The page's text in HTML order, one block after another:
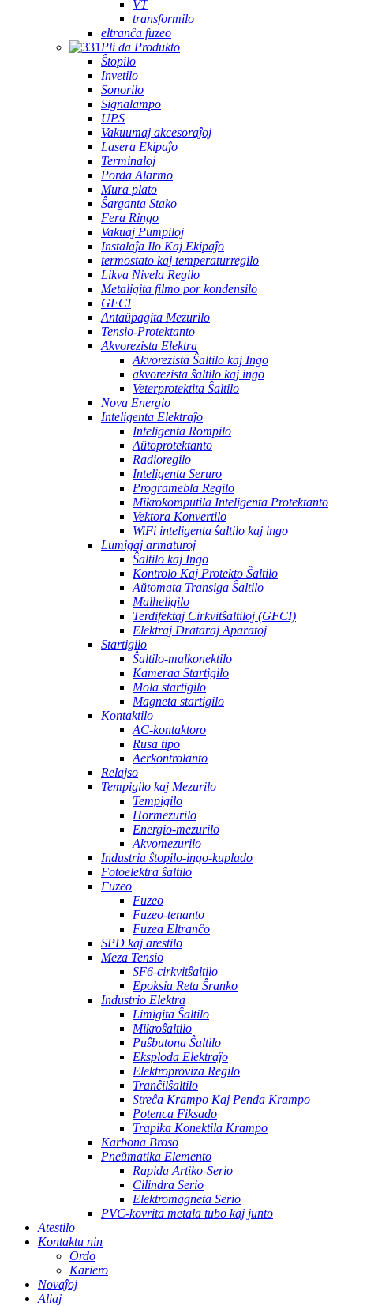
VT
transformilo
eltranĉa fuzeo
Pli da Produkto
Ŝtopilo
Invetilo
Sonorilo
Signalampo
UPS
Vakuumaj akcesoraĵoj
Lasera Ekipaĵo
Terminaloj
Porda Alarmo
Mura plato
Ŝarganta Stako
Fera Ringo
Vakuaj Pumpiloj
Instalaĵa Ilo Kaj Ekipaĵo
termostato kaj temperaturregilo
Likva Nivela Regilo
Metaligita filmo por kondensilo
GFCI
Antaŭpagita Mezurilo
Tensio-Protektanto
Akvorezista Elektra
Akvorezista Ŝaltilo kaj Ingo
akvorezista ŝaltilo kaj ingo
Veterprotektita Ŝaltilo
Nova Energio
Inteligenta Elektraĵo
Inteligenta Rompilo
Aŭtoprotektanto
Radioregilo
Inteligenta Seruro
Programebla Regilo
Mikrokomputila Inteligenta Protektanto
Vektora Konvertilo
WiFi inteligenta ŝaltilo kaj ingo
Lumigaj armaturoj
Ŝaltilo kaj Ingo
Kontrolo Kaj Protekto Ŝaltilo
Aŭtomata Transiga Ŝaltilo
Malheligilo
Terdifektaj Cirkvitŝaltiloj (GFCI)
Elektraj Drataraj Aparatoj
Startigilo
Ŝaltilo-malkonektilo
Kameraa Startigilo
Mola startigilo
Magneta startigilo
Kontaktilo
AC-kontaktoro
Rusa tipo
Aerkontrolanto
Relajso
Tempigilo kaj Mezurilo
Tempigilo
Hormezurilo
Energio-mezurilo
Akvomezurilo
Industria ŝtopilo-ingo-kuplado
Fotoelektra ŝaltilo
Fuzeo
Fuzeo
Fuzeo-tenanto
Fuzea Eltranĉo
SPD kaj arestilo
Meza Tensio
SF6-cirkvitŝaltilo
Epoksia Reta Ŝranko
Industrio Elektra
Limigita Ŝaltilo
Mikroŝaltilo
Puŝbutona Ŝaltilo
Eksploda Elektraĵo
Elektroproviza Regilo
Tranĉilŝaltilo
Streĉa Krampo Kaj Penda Krampo
Potenca Fiksado
Trapika Konektila Krampo
Karbona Broso
Pneŭmatika Elemento
Rapida Artiko-Serio
Cilindra Serio
Elektromagneta Serio
PVC-kovrita metala tubo kaj junto
Atestilo
Kontaktu nin
Ordo
Kariero
Novaĵoj
Aliaj